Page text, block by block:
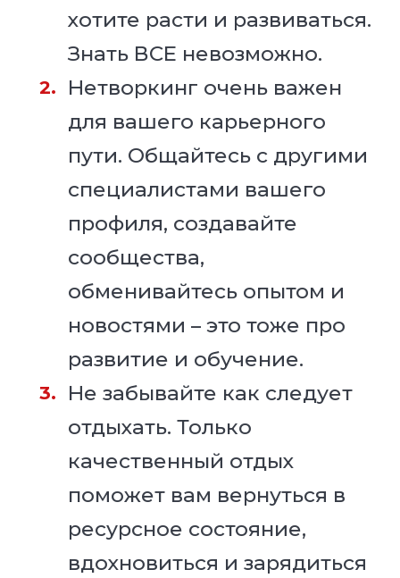
хотите расти и развиваться.
Знать ВСЕ невозможно.
Нетворкинг очень важен
для вашего карьерного
пути. Общайтесь с другими
специалистами вашего
профиля, создавайте
сообщества,
обменивайтесь опытом и
новостями – это тоже про
развитие и обучение.
Не забывайте как следует
отдыхать. Только
качественный отдых
поможет вам вернуться в
ресурсное состояние,
вдохновиться и зарядиться